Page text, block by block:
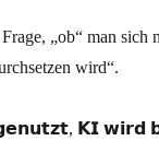
„ob“ man
wird“.
𝗞𝗜 𝘄𝗶𝗿𝗱